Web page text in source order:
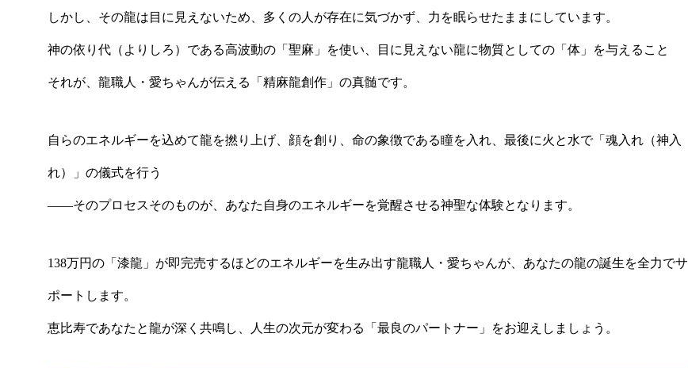
しかし、その龍は目に見えないため、多くの人が存在に気づかず、力を眠らせたままにしています。
神の依り代（よりしろ）である高波動の「聖麻」を使い、目に見えない龍に物質としての「体」を与えること
それが、龍職人・愛ちゃんが伝える「精麻龍創作」の真髄です。
自らのエネルギーを込めて龍を撚り上げ、顔を創り、命の象徴である瞳を入れ、最後に火と水で「魂入れ（神入
れ）」の儀式を行う
——そのプロセスそのものが、あなた自身のエネルギーを覚醒させる神聖な体験となります。
138万円の「漆龍」が即完売するほどのエネルギーを生み出す龍職人・愛ちゃんが、あなたの龍の誕生を全力でサ
ポートします。
恵比寿であなたと龍が深く共鳴し、人生の次元が変わる「最良のパートナー」をお迎えしましょう。